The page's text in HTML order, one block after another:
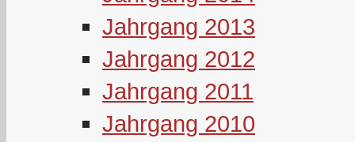
Jahrgang 2013
Jahrgang 2012
Jahrgang 2011
Jahrgang 2010